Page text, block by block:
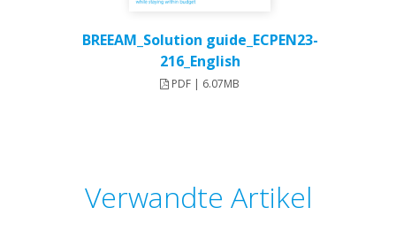
BREEAM_Solution guide_ECPEN23-
216_English
PDF | 6.07MB
Verwandte Artikel